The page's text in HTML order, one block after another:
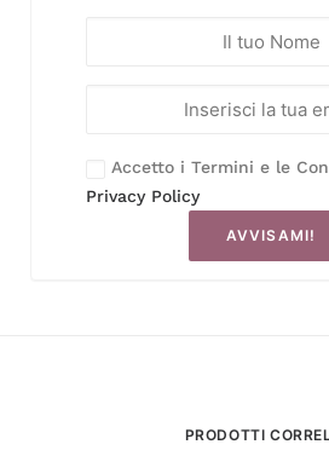
Accetto i Termini e le
Privacy Policy
AVVISAMI!
PRODOTTI